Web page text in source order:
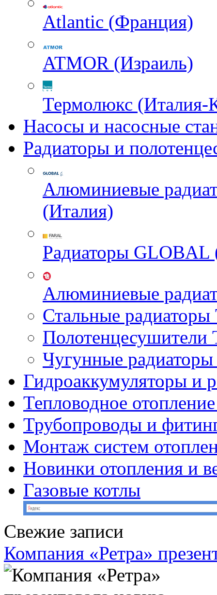
Atlantic (Франция)
ATMOR (Израиль)
Термолюкс (Италия-
Насосы и насосные
Радиаторы и
Алюминиевые
(Италия)
Радиаторы GLOBAL
Алюминиевые
Стальные
Чугунные
Гидроаккумуляторы и
Тепловодное
Трубопроводы и
Монтаж систем
Новинки отопления и
Газовые котлы
Свежие записи
Компания «Ретра»